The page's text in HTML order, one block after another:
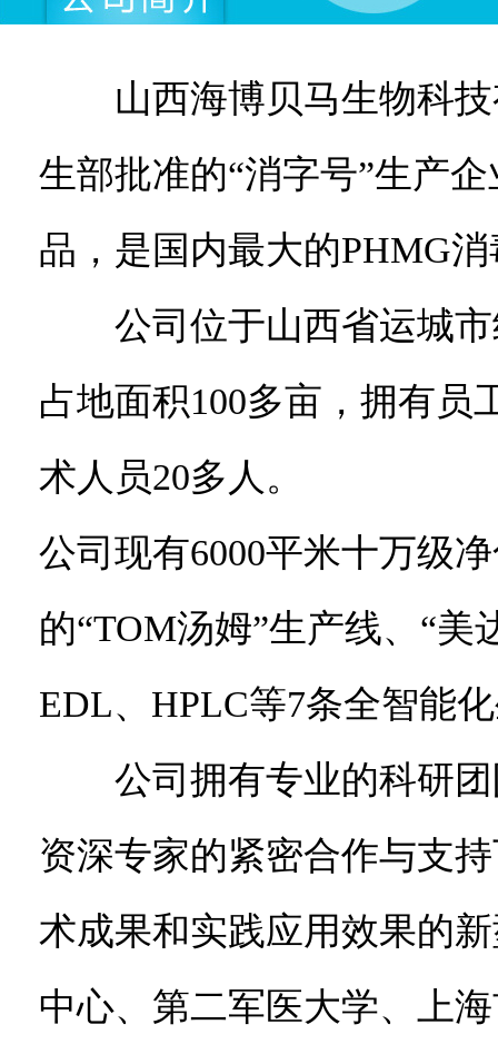
山西海博贝马生物科技
生部批准的“消字号”生产
品，是国内最大的PHMG
公司位于山西省运城市
占地面积100多亩，拥有员
术人员20多人。
公司现有6000平米十万级
的“TOM汤姆”生产线、“
EDL、HPLC等7条全智能
公司拥有专业的科研团
资深专家的紧密合作与支
术成果和实践应用效果的
中心、第二军医大学、上